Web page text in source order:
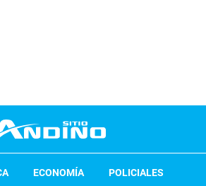
ECONOMÍA
POLICIALES